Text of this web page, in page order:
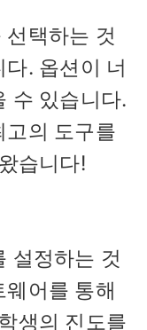
택하는 것
. 옵션이 너
수 있습니다.
고의 도구를
습니다!
설정하는 것
어를 통해
생의 진도를